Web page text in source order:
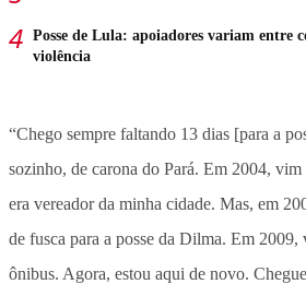
Posse de Lula: apoiadores variam entre
violência
“Chego sempre faltando 13 dias [para a
sozinho, de carona do Pará. Em 2004,
era vereador da minha cidade. Mas, em
de fusca para a posse da Dilma. Em 2009,
ônibus. Agora, estou aqui de novo.